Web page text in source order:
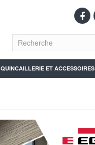
QUINCAILLERIE ET ACCESSOIRES